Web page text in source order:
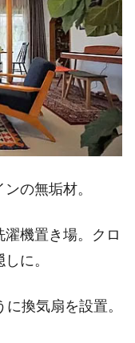
の無垢材。
機置き場。クロ
に。
換気扇を設置。